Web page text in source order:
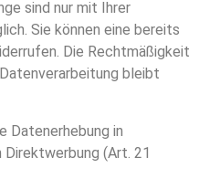
sind nur mit Ihrer
Sie können eine bereits
Die Rechtmäßigkeit
bleibt
Datenerhebung in
(Art. 21